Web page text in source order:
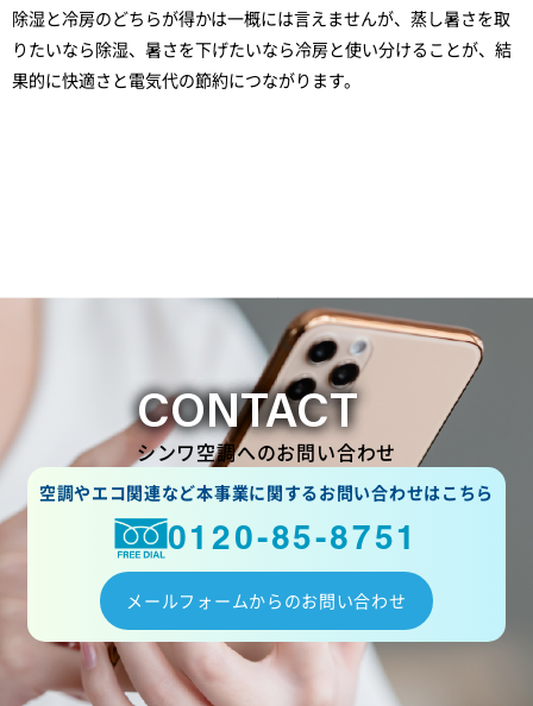
除湿と冷房のどちらが得かは一概には言えませんが、蒸し暑さを取
りたいなら除湿、暑さを下げたいなら冷房と使い分けることが、結
果的に快適さと電気代の節約につながります。
CONTACT
シンワ空調へのお問い合わせ
空調やエコ関連など本事業に関するお問い合わせはこちら
0120-85-8751
メールフォームからのお問い合わせ